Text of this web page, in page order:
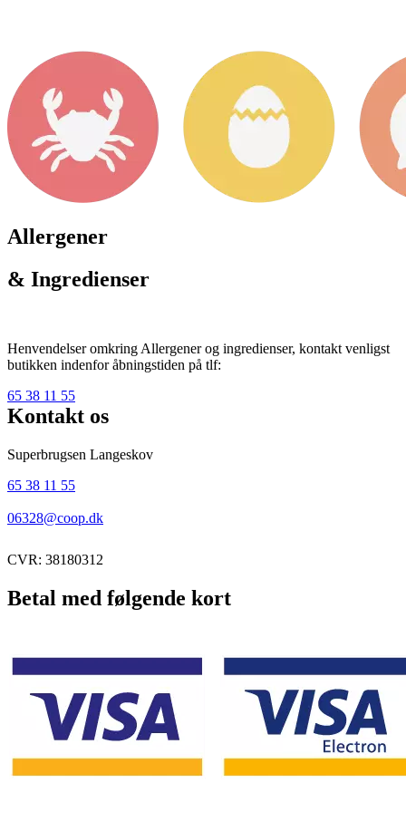
Allergener
& Ingredienser
Henvendelser omkring Allergener og ingredienser, kontakt venligst
butikken indenfor åbningstiden på tlf:
65 38 11 55
Kontakt os
Superbrugsen Langeskov
65 38 11 55
06328@coop.dk
CVR: 38180312
Betal med følgende kort